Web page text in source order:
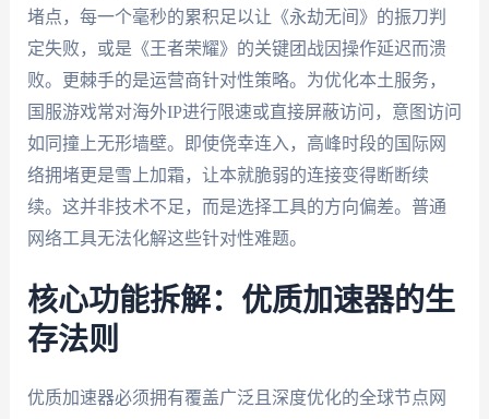
堵点，每一个毫秒的累积足以让《永劫无间》的振刀判
定失败，或是《王者荣耀》的关键团战因操作延迟而溃
败。更棘手的是运营商针对性策略。为优化本土服务，
国服游戏常对海外IP进行限速或直接屏蔽访问，意图访问
如同撞上无形墙壁。即使侥幸连入，高峰时段的国际网
络拥堵更是雪上加霜，让本就脆弱的连接变得断断续
续。这并非技术不足，而是选择工具的方向偏差。普通
网络工具无法化解这些针对性难题。
核心功能拆解：优质加速器的生
存法则
优质加速器必须拥有覆盖广泛且深度优化的全球节点网